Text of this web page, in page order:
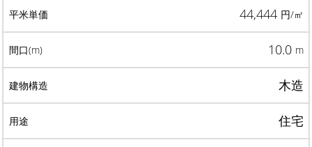
44,444 円/㎡
10.0 m
木造
住宅